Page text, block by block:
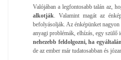
Valójában a legfontosabb talán az,
alkotják . Valamint magát az
befolyásolják. Az énképünket
anyagi problémák, elhízás, egy szülő
nehezebb feldolgozni, ha
de az ember már tudatosabban és